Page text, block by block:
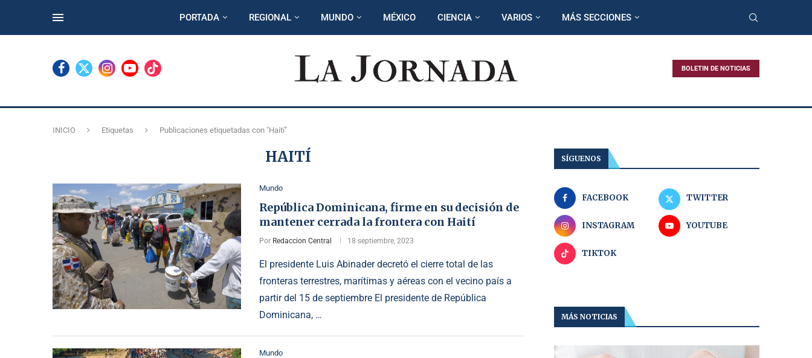
PORTADA REGIONAL MUNDO MÉXICO CIENCIA VARIOS MÁS SECCIONES
BOLETIN DE NOTICIAS
INICIO Etiquetas Publicaciones etiquetadas con "Haití"
HAITÍ
Mundo
República Dominicana, firme en su decisión de
mantener cerrada la frontera con Haití
Por Redaccion Central 18 septiembre, 2023
El presidente Luis Abinader decretó el cierre total de las
fronteras terrestres, marítimas y aéreas con el vecino país a
partir del 15 de septiembre El presidente de República
Dominicana, …
Mundo
SÍGUENOS
FACEBOOK TWITTER
INSTAGRAM YOUTUBE
TIKTOK
MÁS NOTICIAS